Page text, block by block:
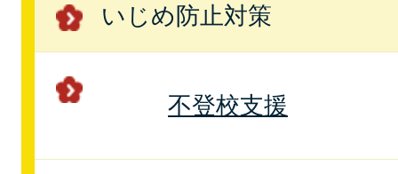
いじめ防止対策
不登校支援